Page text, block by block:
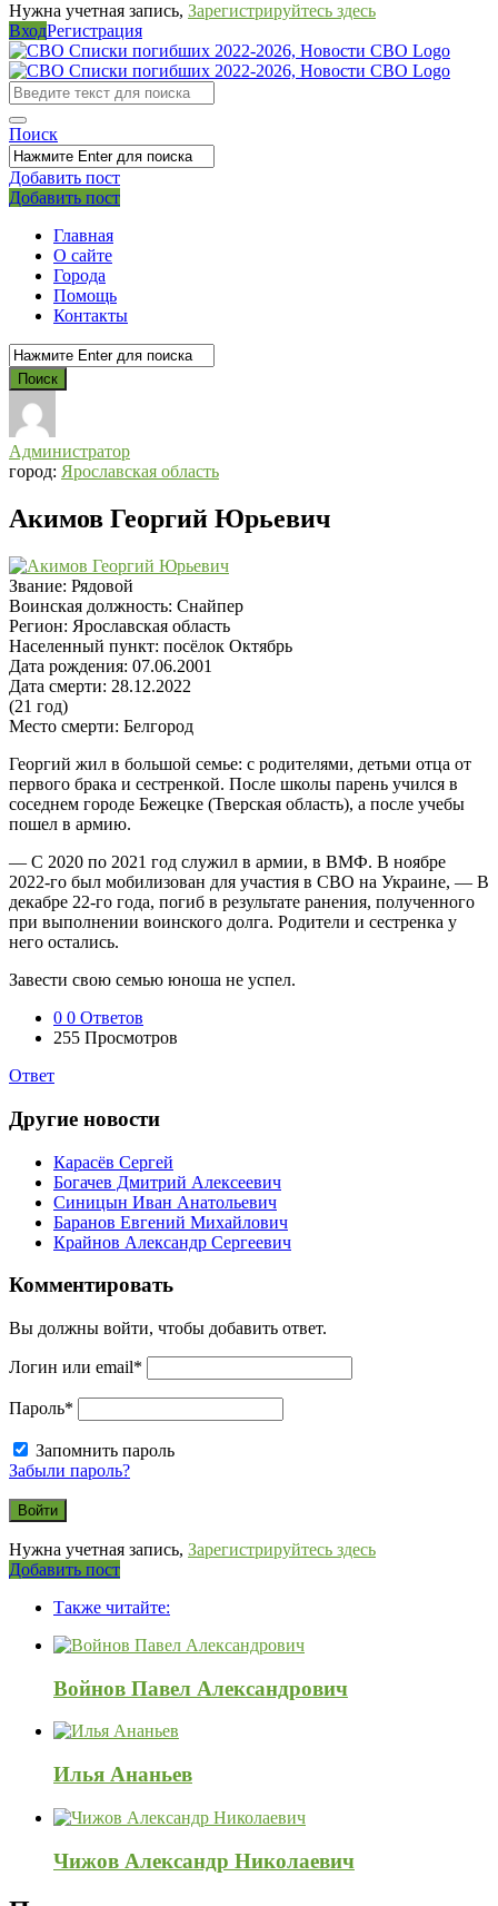
Нужна учетная запись, Зарегистрируйтесь здесь
ВходРегистрация
СВО
Списки
погибших
2022-
2026,
Новости
СВО
Поиск
Добавить пост
Мобильное
меню
Выйти
Добавить пост
Главная
О сайте
Города
Помощь
Контакты
Администратор
город: Ярославская область
Акимов Георгий Юрьевич
Звание: Рядовой
Воинская должность: Снайпер
Регион: Ярославская область
Населенный пункт: посёлок Октябрь
Дата рождения: 07.06.2001
Дата смерти: 28.12.2022
(21 год)
Место смерти: Белгород
Георгий жил в большой семье: с родителями, детьми отца от
первого брака и сестренкой. После школы парень учился в
соседнем городе Бежецке (Тверская область), а после учебы
пошел в армию.
— С 2020 по 2021 год служил в армии, в ВМФ. В ноябре
2022-го был мобилизован для участия в СВО на Украине, — В
декабре 22-го года, погиб в результате ранения, полученного
при выполнении воинского долга. Родители и сестренка у
него остались.
Завести свою семью юноша не успел.
0 0 Ответов
255 Просмотров
Ответ
Другие новости
Карасёв Сергей
Богачев Дмитрий Алексеевич
Синицын Иван Анатольевич
Баранов Евгений Михайлович
Крайнов Александр Сергеевич
Комментировать
Вы должны войти, чтобы добавить ответ.
Логин или email*
Пароль*
Запомнить пароль
Забыли пароль?
Нужна учетная запись, Зарегистрируйтесь здесь
Боковая
Добавить пост
120x600Также читайте:
Войнов Павел Александрович
Илья Ананьев
Чижов Александр Николаевич